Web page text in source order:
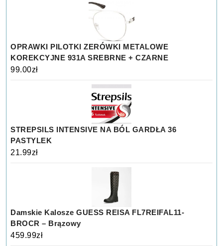
OPRAWKI PILOTKI ZERÓWKI METALOWE
KOREKCYJNE 931A SREBRNE + CZARNE
99.00zł
STREPSILS INTENSIVE NA BÓL GARDŁA 36
PASTYLEK
21.99zł
Damskie Kalosze GUESS REISA FL7REIFAL11-
BROCR – Brązowy
459.99zł